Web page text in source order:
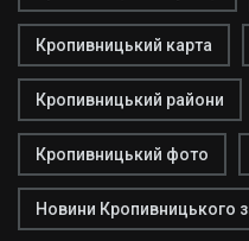
Кропивницький карта
Кропивницький райони
Кропивницький фото
Новини Кропивницького